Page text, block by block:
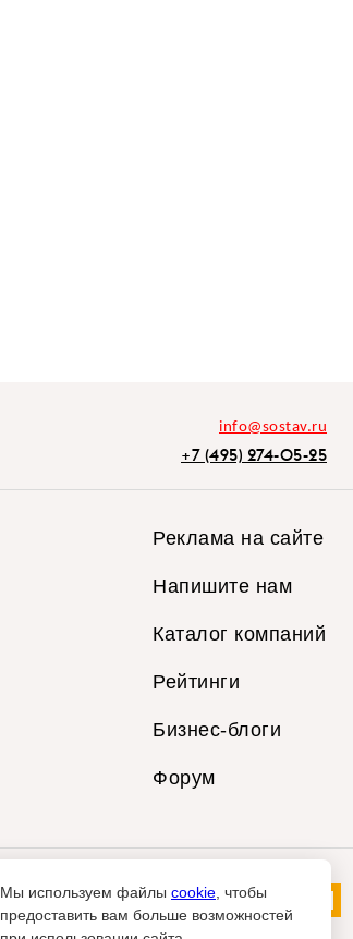
info@sostav.ru
+7 (495) 274-05-25
Реклама на сайте
Напишите нам
Каталог компаний
Рейтинги
Бизнес-блоги
Форум
Мы используем файлы cookie , чтобы
предоставить вам больше возможностей